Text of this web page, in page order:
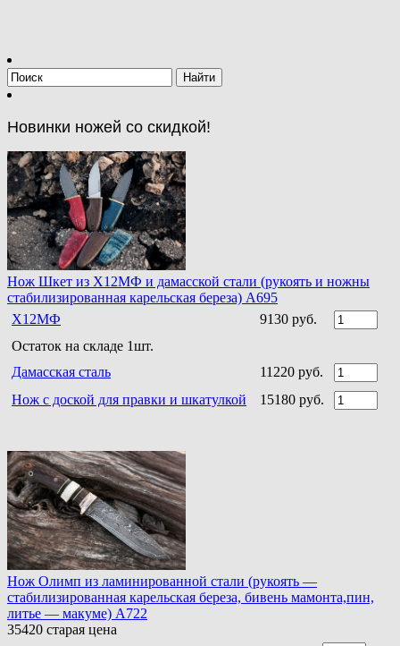
Новинки ножей со скидкой!
Нож Шкет из Х12МФ и дамасской стали (рукоять и ножны
стабилизированная карельская береза) A695
Х12МФ
9130 руб.
Остаток на складе 1шт.
Дамасская сталь
11220 руб.
Нож с доской для правки и шкатулкой
15180 руб.
Нож Олимп из ламинированной стали (рукоять —
стабилизированная карельская береза, бивень мамонта,пин,
литье — макуме) A722
35420 старая цена